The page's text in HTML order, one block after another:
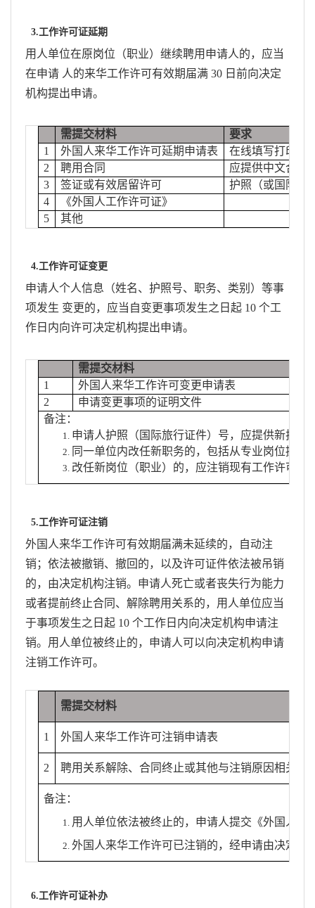
3.工作许可证延期
用人单位在原岗位（职业）继续聘用申请人的，应当
在申请 人的来华工作许可有效期届满 30 日前向决定
机构提出申请。
需提交材料
要求
1
外国人来华工作许可延期申请表
在线填写打印，
2
聘用合同
应提供中文合同
3
签证或有效居留许可
护照（或国际旅
4
《外国人工作许可证》
5
其他
4.工作许可证变更
申请人个人信息（姓名、护照号、职务、类别）等事
项发生 变更的，应当自变更事项发生之日起 10 个工
作日内向许可决定机构提出申请。
需提交材料
1
外国人来华工作许可变更申请表
2
申请变更事项的证明文件
备注：
申请人护照（国际旅行证件）号，应提供新护照
同一单位内改任新职务的，包括从专业岗位提
改任新岗位（职业）的，应注销现有工作许可
5.工作许可证注销
外国人来华工作许可有效期届满未延续的，自动注
销；依法被撤销、撤回的，以及许可证件依法被吊销
的，由决定机构注销。申请人死亡或者丧失行为能力
或者提前终止合同、解除聘用关系的，用人单位应当
于事项发生之日起 10 个工作日内向决定机构申请注
销。用人单位被终止的，申请人可以向决定机构申请
注销工作许可。
需提交材料
1 外国人来华工作许可注销申请表
2 聘用关系解除、合同终止或其他与注销原因相关的
备注：
用人单位依法被终止的，申请人提交《外国人
外国人来华工作许可已注销的，经申请由决定机
6.工作许可证补办